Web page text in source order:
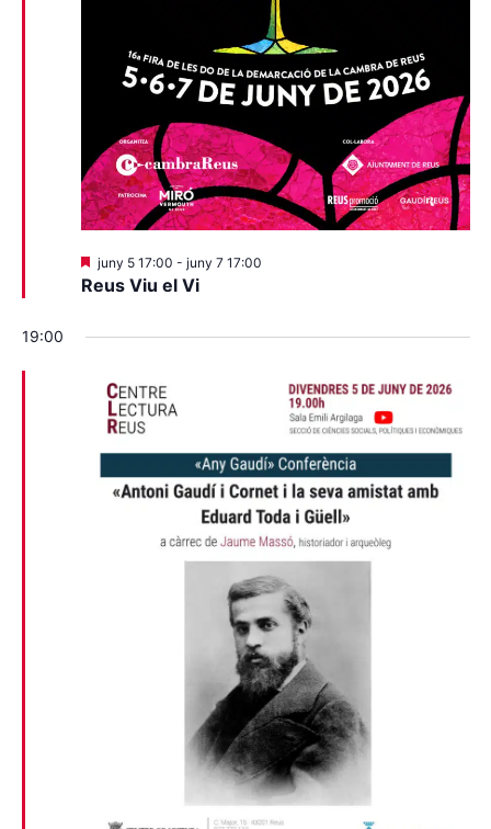
Reus Viu el Vi
Destacats
juny 5 17:00 - juny 7 17:00
19:00